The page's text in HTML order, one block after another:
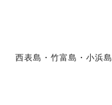
西表島・竹富島・小浜島